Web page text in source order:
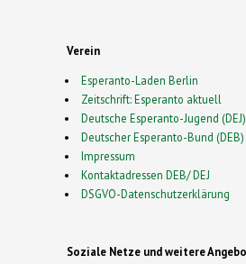
Verein
Esperanto-Laden Berlin
Zeitschrift: Esperanto aktuell
Deutsche Esperanto-Jugend (DEJ)
Deutscher Esperanto-Bund (DEB)
Impressum
Kontaktadressen DEB/ DEJ
DSGVO-Datenschutzerklärung
Soziale Netze und weitere